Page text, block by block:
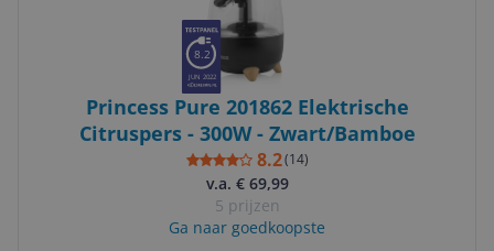
8.2
JUN 2022
Princess Pure 201862 Elektrische
Citruspers - 300W - Zwart/Bamboe
8.2(14)
v.a. € 69,99
5 prijzen
Ga naar goedkoopste